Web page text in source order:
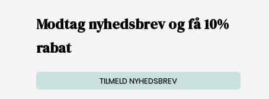
Modtag nyhedsbrev og få 10%
rabat
TILMELD NYHEDSBREV